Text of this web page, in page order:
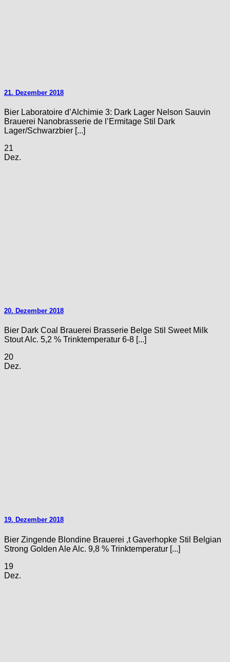
21. Dezember 2018
Bier Laboratoire d’Alchimie 3: Dark Lager Nelson Sauvin
Brauerei Nanobrasserie de l’Ermitage Stil Dark
Lager/Schwarzbier [...]
21
Dez.
20. Dezember 2018
Bier Dark Coal Brauerei Brasserie Belge Stil Sweet Milk
Stout Alc. 5,2 % Trinktemperatur 6-8 [...]
20
Dez.
19. Dezember 2018
Bier Zingende Blondine Brauerei ‚t Gaverhopke Stil Belgian
Strong Golden Ale Alc. 9,8 % Trinktemperatur [...]
19
Dez.